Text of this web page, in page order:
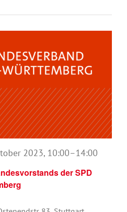
der SPD
2023, 10:00–14:00